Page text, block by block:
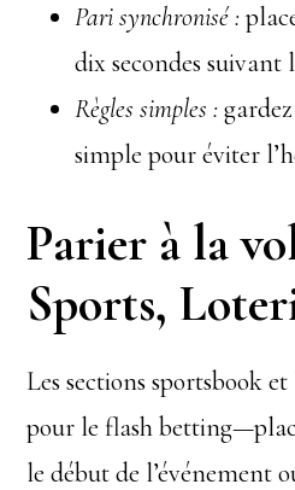
Pari synchronisé :
dix secondes suivant
Règles simples :
simple pour éviter
Parier à la
Sports,
Les sections sportsbook
pour le flash
le début de l’événement